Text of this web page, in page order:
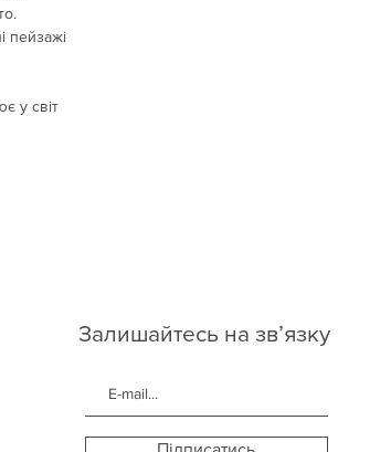
пейзажі
у світ
Залишайтесь на зв’язку